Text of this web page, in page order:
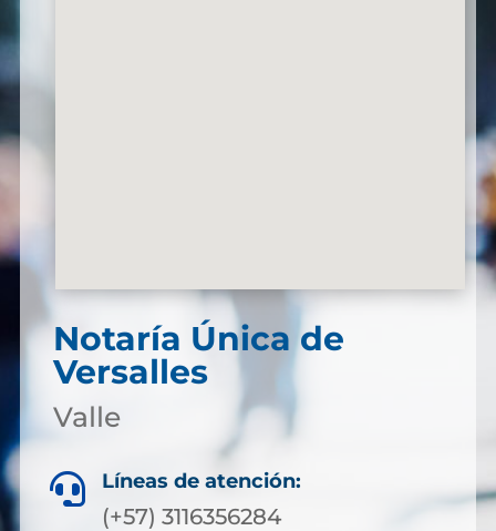
Notaría Única de
Versalles
Valle
 Líneas de atención:
(+57) 3116356284